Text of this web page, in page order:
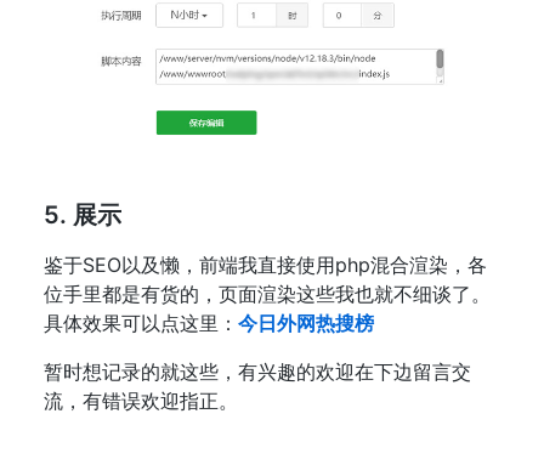
5. 展示
鉴于SEO以及懒，前端我直接使用php混合渲染，各
位手里都是有货的，页面渲染这些我也就不细谈了。
具体效果可以点这里： 今日外网热搜榜
暂时想记录的就这些，有兴趣的欢迎在下边留言交
流，有错误欢迎指正。